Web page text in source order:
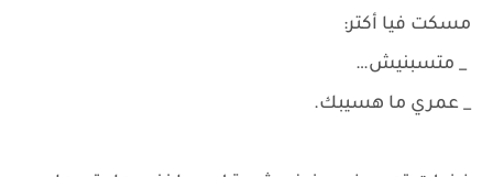
مسكت فيا أكتر:
_ متسبنيش…
_ عمري ما هسيبك.